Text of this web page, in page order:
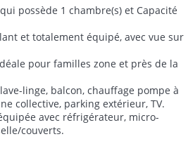
qui possède 1 chambre(s) et Capacité
et totalement équipé, avec vue sur
pour familles zone et près de la
linge, balcon, chauffage pompe à
collective, parking extérieur, TV.
avec réfrigérateur, micro-
couverts.